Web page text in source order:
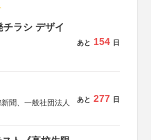
ラシ デザイ
あと 154 日
聞、一般社団法人
講談社、光文社、
あと 277 日